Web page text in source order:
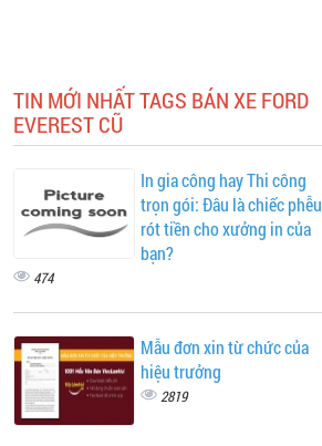
TIN MỚI NHẤT TAGS BÁN XE FORD
EVEREST CŨ
In gia công hay Thi công
trọn gói: Đâu là chiếc phễu
rót tiền cho xưởng in của
bạn?
474
Mẫu đơn xin từ chức của
hiệu trưởng
2819